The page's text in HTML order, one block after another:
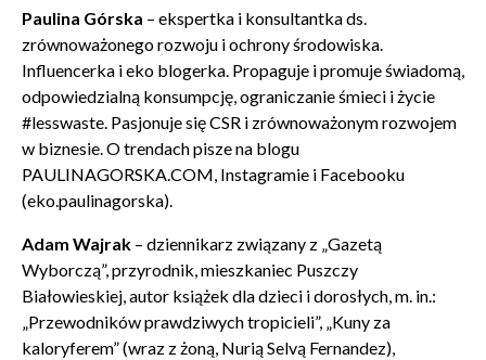
Administratorem danych osobowych jest Centrum
Kultury ZAMEK z siedzibą w Poznaniu. Zapoznałem/am
się z informacjami dotyczącymi przetwarzania danych
osobowych, które są zawarte wPolityce prywatności.
WYŚLIJ
Paulina Górska – ekspertka i konsultantka ds.
zrównoważonego rozwoju i ochrony środowiska.
Influencerka i eko blogerka. Propaguje i promuje świadomą,
odpowiedzialną konsumpcję, ograniczanie śmieci i życie
#lesswaste. Pasjonuje się CSR i zrównoważonym rozwojem
w biznesie. O trendach pisze na blogu
PAULINAGORSKA.COM, Instagramie i Facebooku
(eko.paulinagorska).
Adam Wajrak – dziennikarz związany z „Gazetą
Wyborczą”, przyrodnik, mieszkaniec Puszczy
Białowieskiej, autor książek dla dzieci i dorosłych, m. in.:
„Przewodników prawdziwych tropicieli”, „Kuny za
kaloryferem” (wraz z żoną, Nurią Selvą Fernandez),